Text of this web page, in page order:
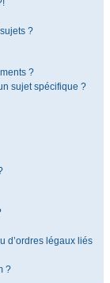
?
?
sujet spécifique ?
d’ordres légaux liés
?